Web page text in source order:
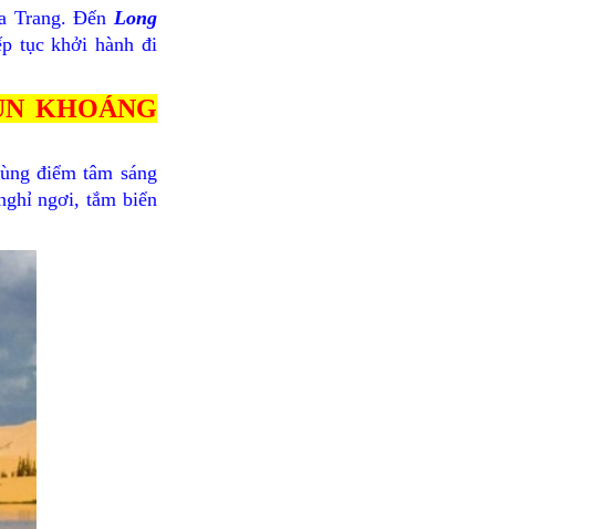
Trang. Đến Long
tục khởi hành đi
KHOÁNG
điểm tâm sáng
ngơi, tắm biển